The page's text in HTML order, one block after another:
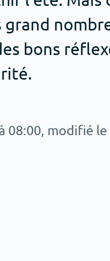
grand
bons
08:00, modifié le